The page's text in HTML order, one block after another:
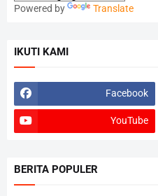
Powered by Translate
IKUTI KAMI
Facebook
YouTube
BERITA POPULER